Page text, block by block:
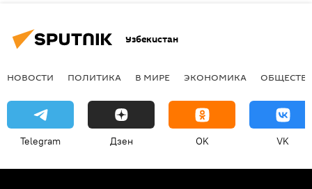
Узбекистан
НОВОСТИ ПОЛИТИКА В МИРЕ ЭКОНОМИКА
Telegram Дзен OK VK